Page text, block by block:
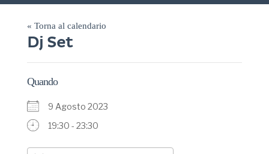
« Torna al calendario
Dj Set
Quando
9 Agosto 2023
19:30 - 23:30